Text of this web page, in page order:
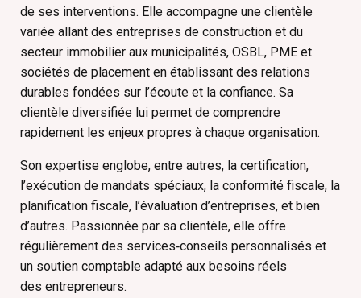
de ses interventions. Elle accompagne une clientèle
variée allant des entreprises de construction et du
secteur immobilier aux municipalités, OSBL, PME et
sociétés de placement en établissant des relations
durables fondées sur l’écoute et la confiance. Sa
clientèle diversifiée lui permet de comprendre
rapidement les enjeux propres à chaque organisation.
Son expertise englobe, entre autres, la certification,
l’exécution de mandats spéciaux, la conformité fiscale, la
planification fiscale, l’évaluation d’entreprises, et bien
d’autres. Passionnée par sa clientèle, elle offre
régulièrement des services‑conseils personnalisés et
un soutien comptable adapté aux besoins réels
des entrepreneurs.